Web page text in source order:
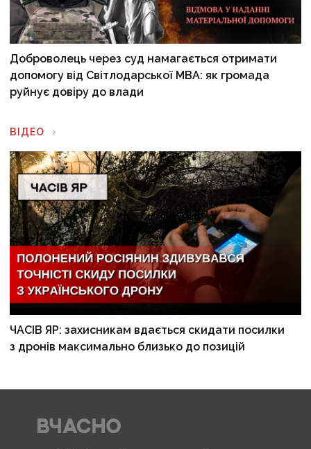
Доброволець через суд намагається отримати
допомогу від Світлодарської МВА: як громада
руйнує довіру до влади
ВІДЕО
ЧАСІВ ЯР: захисникам вдається скидати посилки
з дронів максимально близько до позицій